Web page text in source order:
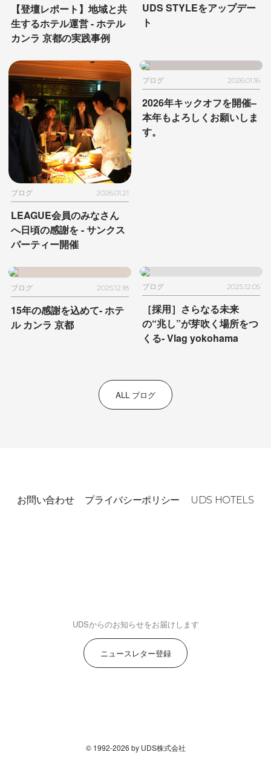
【登壇レポート】地域と共
生するホテル運営- ホテル
カンラ 京都の実践事例
UDS STYLEをアップデー
ト
ブログ 2026.01.21
LEAGUE会員のみなさん
へ日頃の感謝を- サンクス
パーティー開催
ブログ 2026.01.16
2026年キックオフを開催–
本年もよろしくお願いしま
す。
ブログ 2025.12.18
15年の感謝を込めて- ホテ
ル カンラ 京都
ブログ 2025.12.05
［採用］さらなる未来
の“兆し”が芽吹く場所をつ
くる- Vlag yokohama
ALL ブログ
お問い合わせ プライバシーポリシー UDS HOTELS
UDSからのお知らせをお届けします
ニュースレター登録
© 1992-2026 by UDS株式会社